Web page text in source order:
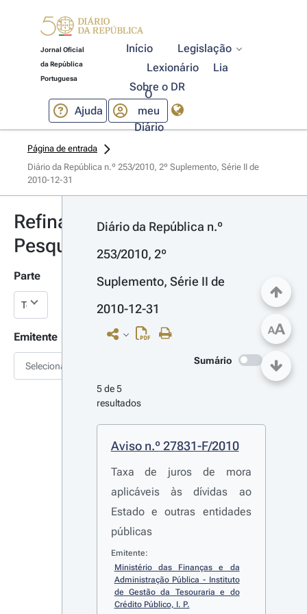
Jornal Oficial
da República
Portuguesa
Início
Legislação
Lexionário
Lia
Sobre o DR
Ajuda
O
meu
Diário
Página de entrada
Diário da República n.º 253/2010, 2º Suplemento, Série II de
2010-12-31
Refinar
Pesquisa
Parte
Emitente
Selecionar
Diário da República n.º
253/2010, 2º
Suplemento, Série II de
2010-12-31
Sumário
5 de 5
resultados
Aviso n.º 27831-F/2010
Taxa de juros de mora
aplicáveis às dívidas ao
Estado e outras entidades
públicas
Emitente:
Ministério das Finanças e da
Administração Pública - Instituto
de Gestão da Tesouraria e do
Crédito Público, I. P.
AA